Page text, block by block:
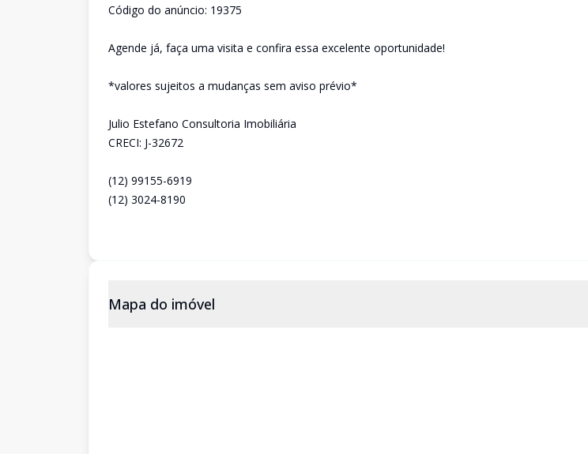
Código do anúncio: 19375
Agende já, faça uma visita e confira essa excelente oportunidade!
*valores sujeitos a mudanças sem aviso prévio*
Julio Estefano Consultoria Imobiliária
CRECI: J-32672
(12) 99155-6919
(12) 3024-8190
Mapa do imóvel